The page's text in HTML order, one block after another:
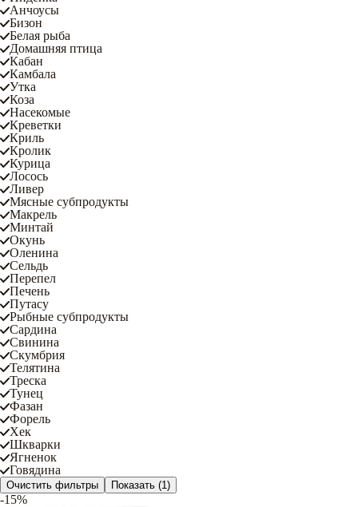
Анчоусы
Бизон
Белая рыба
Домашняя птица
Кабан
Камбала
Утка
Коза
Насекомые
Креветки
Криль
Кролик
Курица
Лосось
Ливер
Мясные субпродукты
Макрель
Минтай
Окунь
Оленина
Сельдь
Перепел
Печень
Путасу
Рыбные субпродукты
Сардина
Свинина
Скумбрия
Телятина
Треска
Тунец
Фазан
Форель
Хек
Шкварки
Ягненок
Говядина
Очистить фильтры Показать (1)
-15%